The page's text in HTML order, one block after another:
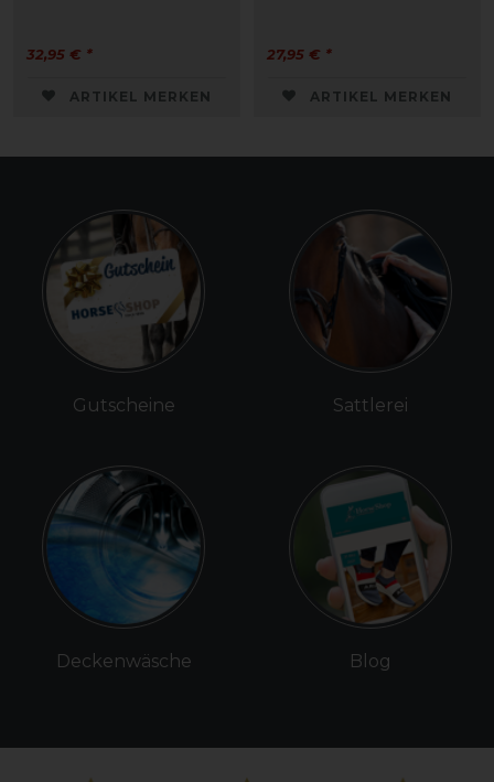
32,95 € *
ARTIKEL MERKEN
27,95 € *
ARTIKEL MERKEN
Gutscheine
Deckenwäsche
Sattlerei
Blog